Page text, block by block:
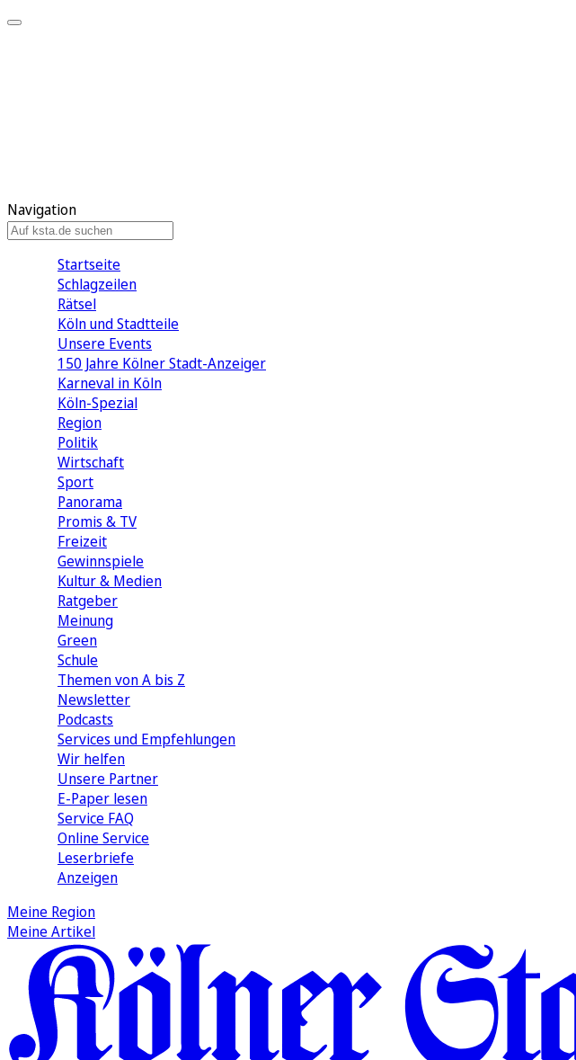
Navigation
Startseite
Schlagzeilen
Rätsel
Köln und Stadtteile
Unsere Events
150 Jahre Kölner Stadt-Anzeiger
Karneval in Köln
Köln-Spezial
Region
Politik
Wirtschaft
Sport
Panorama
Promis & TV
Freizeit
Gewinnspiele
Kultur & Medien
Ratgeber
Meinung
Green
Schule
Themen von A bis Z
Newsletter
Podcasts
Services und Empfehlungen
Wir helfen
Unsere Partner
E-Paper lesen
Service FAQ
Online Service
Leserbriefe
Anzeigen
Meine Region
Meine Artikel